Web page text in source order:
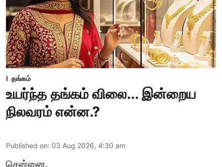
தங்கம்
உயர்ந்த தங்கம் விலை... இன்றைய
நிலவரம் என்ன.?
Published on: 03 Aug 2026, 4:30 am
சென்னை,